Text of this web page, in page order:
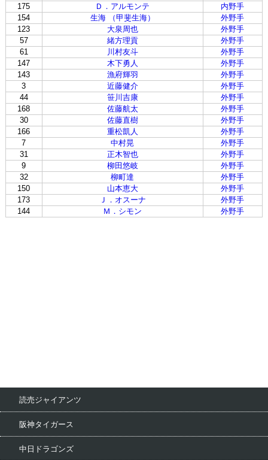
175
Ｄ．アルモンテ
内野手
154
生海 （甲斐生海）
外野手
123
大泉周也
外野手
57
緒方理貢
外野手
61
川村友斗
外野手
147
木下勇人
外野手
143
漁府輝羽
外野手
3
近藤健介
外野手
44
笹川吉康
外野手
168
佐藤航太
外野手
30
佐藤直樹
外野手
166
重松凱人
外野手
7
中村晃
外野手
31
正木智也
外野手
9
柳田悠岐
外野手
32
柳町達
外野手
150
山本恵大
外野手
173
Ｊ．オスーナ
外野手
144
Ｍ．シモン 外野手
読売ジャイアンツ
阪神タイガース
中日ドラゴンズ